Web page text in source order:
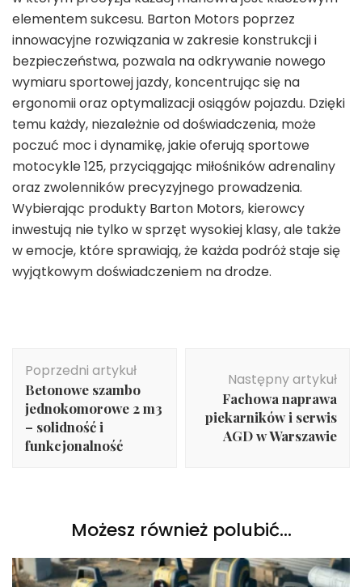
elementem sukcesu. Barton Motors poprzez
innowacyjne rozwiązania w zakresie konstrukcji i
bezpieczeństwa, pozwala na odkrywanie nowego
wymiaru sportowej jazdy, koncentrując się na
ergonomii oraz optymalizacji osiągów pojazdu. Dzięki
temu każdy, niezależnie od doświadczenia, może
poczuć moc i dynamikę, jakie oferują sportowe
motocykle 125, przyciągając miłośników adrenaliny
oraz zwolenników precyzyjnego prowadzenia.
Wybierając produkty Barton Motors, kierowcy
inwestują nie tylko w sprzęt wysokiej klasy, ale także
w emocje, które sprawiają, że każda podróż staje się
wyjątkowym doświadczeniem na drodze.
wpisu
Poprzedni artykuł
Betonowe szambo
jednokomorowe 2 m3
– solidność i
funkcjonalność
Następny artykuł
Fachowa naprawa
piekarników i serwis
AGD w Warszawie
Możesz również polubić…